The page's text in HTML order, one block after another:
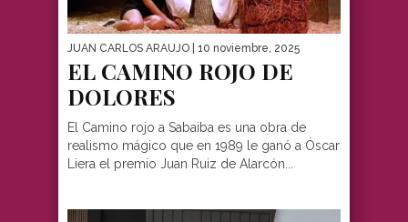
JUAN CARLOS ARAUJO | 10 noviembre, 2025
EL CAMINO ROJO DE
DOLORES
El Camino rojo a Sabaiba es una obra de
realismo mágico que en 1989 le ganó a Óscar
Liera el premio Juan Ruiz de Alarcón...